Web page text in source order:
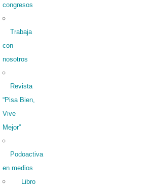
congresos
Trabaja
con
nosotros
Revista
“Pisa Bien,
Vive
Mejor”
Podoactiva
en medios
Libro